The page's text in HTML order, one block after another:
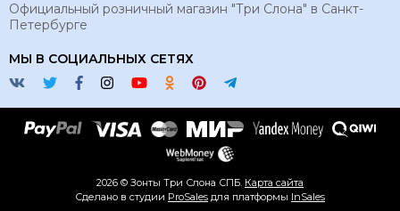
Официальный розничный магазин "Три Слона" в Санкт-
Петербурге
МЫ В СОЦИАЛЬНЫХ СЕТЯХ
2026 © Зонты Три Слона СПБ. Карта сайта
Сделано в студии ProSales для платформы InSales